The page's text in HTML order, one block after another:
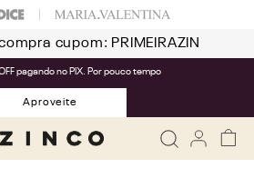
cupom: PRIMEIRAZIN
pagando no PIX. Por pouco tempo
Aproveite